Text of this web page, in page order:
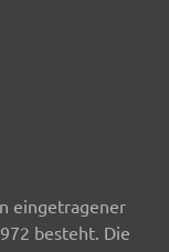
eingetragener
besteht. Die